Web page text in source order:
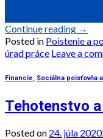
Continue reading →
Posted in Poistenie a
úrad práce Leave a
Financie, Sociálna poisťovňa
Tehotenstvo
Posted on 24. júla 2020